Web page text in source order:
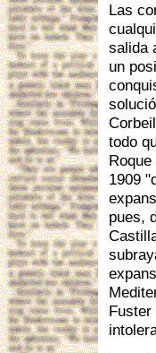
Las
salida
un
todo
1909
pues,
Fuster